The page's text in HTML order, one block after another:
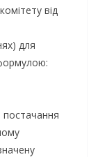
від
для
постачання